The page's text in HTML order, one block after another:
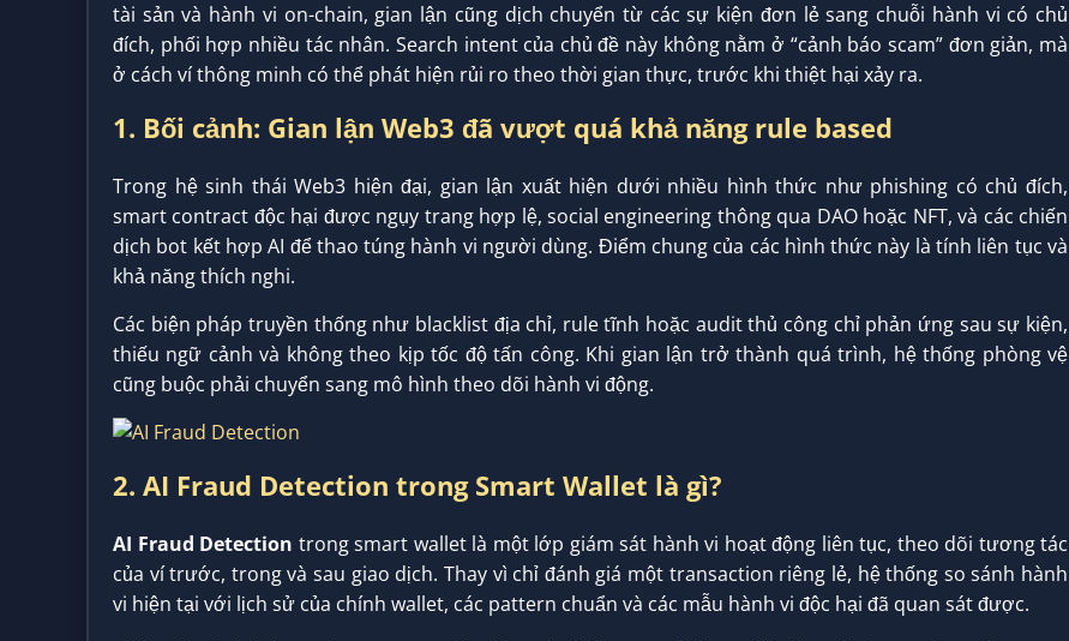
tài sản và hành vi on-chain, gian lận cũng dịch chuyển từ các sự kiện đơn lẻ sang chuỗi hành vi có chủ
đích, phối hợp nhiều tác nhân. Search intent của chủ đề này không nằm ở “cảnh báo scam” đơn giản, mà
ở cách ví thông minh có thể phát hiện rủi ro theo thời gian thực, trước khi thiệt hại xảy ra.
1. Bối cảnh: Gian lận Web3 đã vượt quá khả năng rule based
Trong hệ sinh thái Web3 hiện đại, gian lận xuất hiện dưới nhiều hình thức như phishing có chủ đích,
smart contract độc hại được ngụy trang hợp lệ, social engineering thông qua DAO hoặc NFT, và các chiến
dịch bot kết hợp AI để thao túng hành vi người dùng. Điểm chung của các hình thức này là tính liên tục và
khả năng thích nghi.
Các biện pháp truyền thống như blacklist địa chỉ, rule tĩnh hoặc audit thủ công chỉ phản ứng sau sự kiện,
thiếu ngữ cảnh và không theo kịp tốc độ tấn công. Khi gian lận trở thành quá trình, hệ thống phòng vệ
cũng buộc phải chuyển sang mô hình theo dõi hành vi động.
2. AI Fraud Detection trong Smart Wallet là gì?
AI Fraud Detection trong smart wallet là một lớp giám sát hành vi hoạt động liên tục, theo dõi tương tác
của ví trước, trong và sau giao dịch. Thay vì chỉ đánh giá một transaction riêng lẻ, hệ thống so sánh hành
vi hiện tại với lịch sử của chính wallet, các pattern chuẩn và các mẫu hành vi độc hại đã quan sát được.